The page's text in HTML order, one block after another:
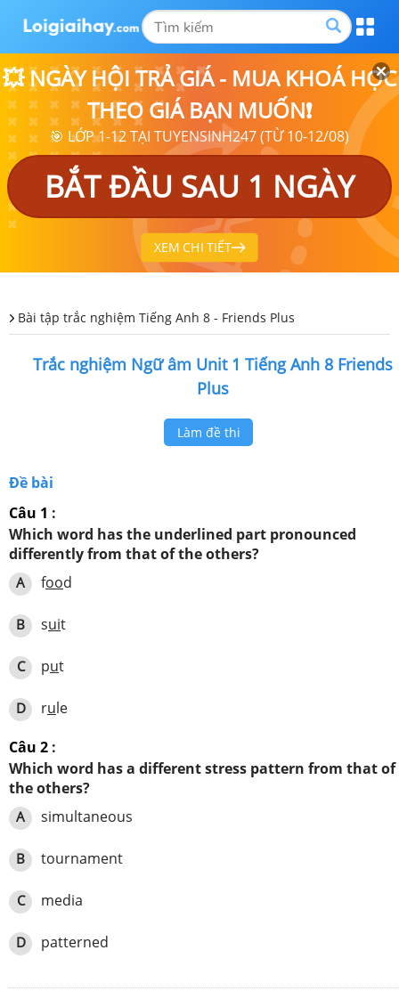
💥 NGÀY HỘI TRẢ GIÁ - MUA KHOÁ HỌC
THEO GIÁ BẠN MUỐN❗
🎯 LỚP 1-12 TẠI TUYENSINH247 (TỪ 10-12/08)
BẮT ĐẦU SAU 1 NGÀY
XEM CHI TIẾT
Bài tập trắc nghiệm Tiếng Anh 8 - Friends Plus
Trắc nghiệm Ngữ âm Unit 1 Tiếng Anh 8 Friends
Plus
Làm đề thi
Đề bài
Câu 1 :
Which word has the underlined part pronounced
differently from that of the others?
A food
B suit
C put
D rule
Câu 2 :
Which word has a different stress pattern from that of
the others?
A simultaneous
B tournament
C media
D patterned